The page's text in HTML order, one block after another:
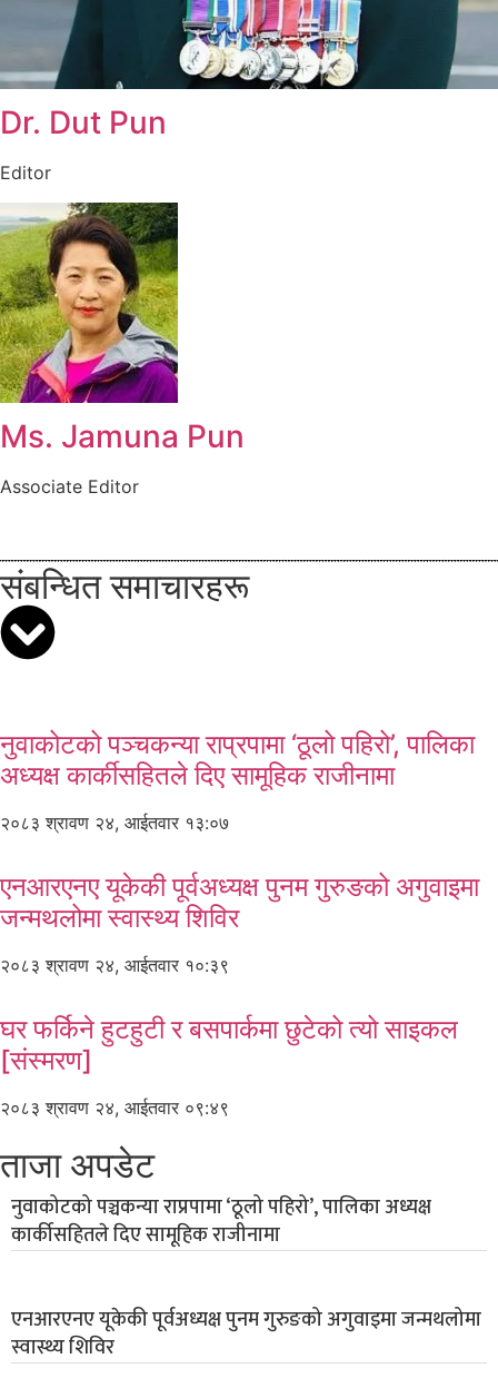
Dr. Dut Pun
Editor
Ms. Jamuna Pun
Associate Editor
संबन्धित समाचारहरू
नुवाकोटको पञ्चकन्या राप्रपामा ‘ठूलो पहिरो’, पालिका
अध्यक्ष कार्कीसहितले दिए सामूहिक राजीनामा
२०८३ श्रावण २४, आईतवार १३:०७
एनआरएनए यूकेकी पूर्वअध्यक्ष पुनम गुरुङको अगुवाइमा
जन्मथलोमा स्वास्थ्य शिविर
२०८३ श्रावण २४, आईतवार १०:३९
घर फर्किने हुटहुटी र बसपार्कमा छुटेको त्यो साइकल
[संस्मरण]
२०८३ श्रावण २४, आईतवार ०९:४९
ताजा अपडेट
नुवाकोटको पञ्चकन्या राप्रपामा ‘ठूलो पहिरो’, पालिका अध्यक्ष
कार्कीसहितले दिए सामूहिक राजीनामा
एनआरएनए यूकेकी पूर्वअध्यक्ष पुनम गुरुङको अगुवाइमा जन्मथलोमा
स्वास्थ्य शिविर